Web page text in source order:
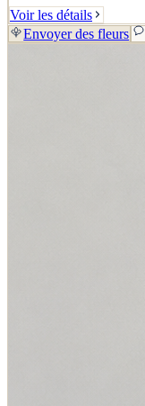
Voir les détails
Envoyer des fleurs